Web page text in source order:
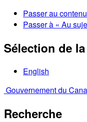
Passer au
Passer à « Au
Sélection de
English
Gouvernement du
Recherche